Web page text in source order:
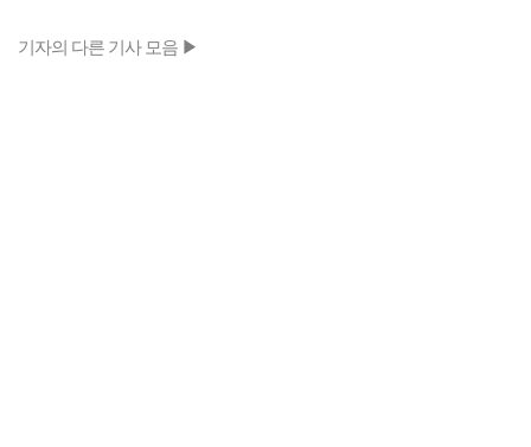
기자의 다른 기사 모음 ▶